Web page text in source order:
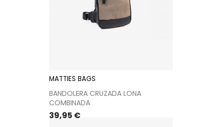
MATTIES BAGS
BANDOLERA CRUZADA LONA
COMBINADA
Precio
39,95 €